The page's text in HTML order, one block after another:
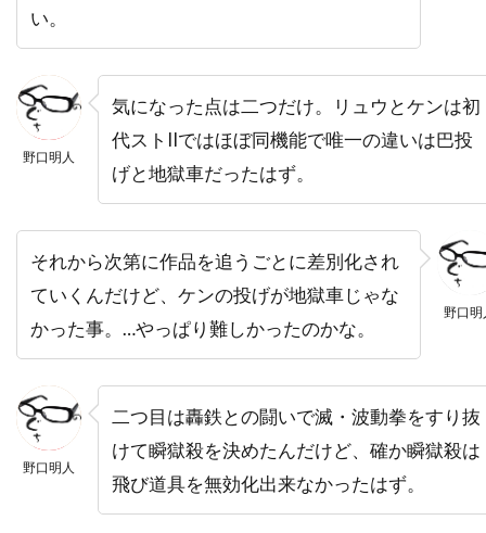
ハル・ホルブルック
ハル・ヤマノウチ
ハロルド・フォルターメイヤー
ハワード・W・コッチJr.
ハンス・ジマー
ハンス・ブロックマン
ハンス・ライザー
ハンター・M・ヴィア
ハンドメイド・フィルムス
ハンナ・アンクリッチ
ハーシェル・ワイングロッド
ハービー・バンハード
い。
野口明人
気になった点は二つだけ。リュウとケンは初
代ストIIではほぼ同機能で唯一の違いは巴投
げと地獄車だったはず。
野口明
それから次第に作品を追うごとに差別化され
ていくんだけど、ケンの投げが地獄車じゃな
かった事。…やっぱり難しかったのかな。
野口明人
二つ目は轟鉄との闘いで滅・波動拳をすり抜
けて瞬獄殺を決めたんだけど、確か瞬獄殺は
飛び道具を無効化出来なかったはず。